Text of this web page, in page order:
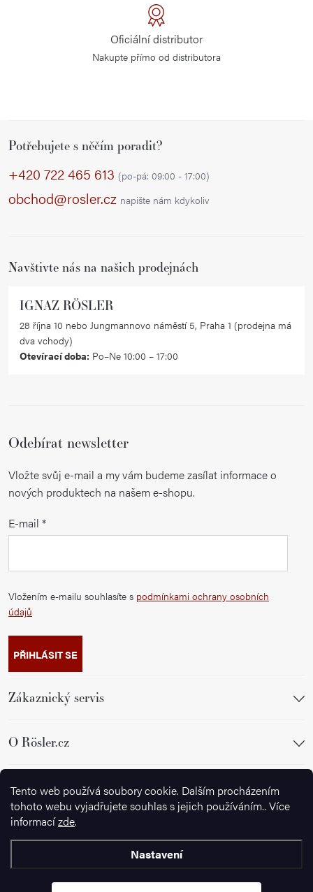
Tento web používá soubory cookie. Dalším procházením
tohoto webu vyjadřujete souhlas s jejich používáním.. Více
informacízde.
Nastavení
Oficiální distributor
Nakupte přímo od distributora
Potřebujete s něčím poradit?
+420 722 465 613 (po-pá: 09:00 - 17:00)
obchod@rosler.cz napište nám kdykoliv
Navštivte nás na našich prodejnách
IGNAZ RÖSLER
28 října 10 nebo Jungmannovo náměstí 5, Praha 1 (prodejna má
dva vchody)
Otevírací doba: Po–Ne 10:00 – 17:00
Odebírat newsletter
Vložte svůj e-mail a my vám budeme zasílat informace o
nových produktech na našem e-shopu.
E-mail
Vložením e-mailu souhlasíte s podmínkami ochrany osobních
údajů
PŘIHLÁSIT SE
Zákaznický servis
O Rösler.cz
Sledujte nás
Copyright 2026Wusthof.cz. Všechna práva vyhrazena.